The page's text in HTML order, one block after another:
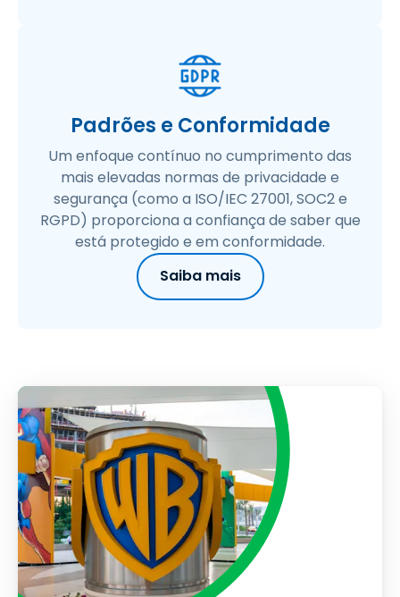
Padrões e Conformidade
Um enfoque contínuo no cumprimento das
mais elevadas normas de privacidade e
segurança (como a ISO/IEC 27001, SOC2 e
RGPD) proporciona a confiança de saber que
está protegido e em conformidade.
Saiba mais